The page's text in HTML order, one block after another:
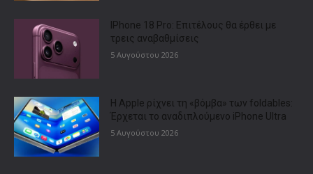
IPhone 18 Pro: Επιτέλους θα έρθει με
τρεις αναβαθμίσεις
5 Αυγούστου 2026
Η Apple ρίχνει τη «βόμβα» των foldables:
Έρχεται το αναδιπλούμενο iPhone Ultra
5 Αυγούστου 2026